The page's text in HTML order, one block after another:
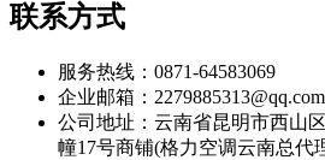
联系方式
服务热线：0871-64583069
企业邮箱：2279885313@qq.com
公司地址：云南省昆明市西山
幢17号商铺(格力空调云南总代